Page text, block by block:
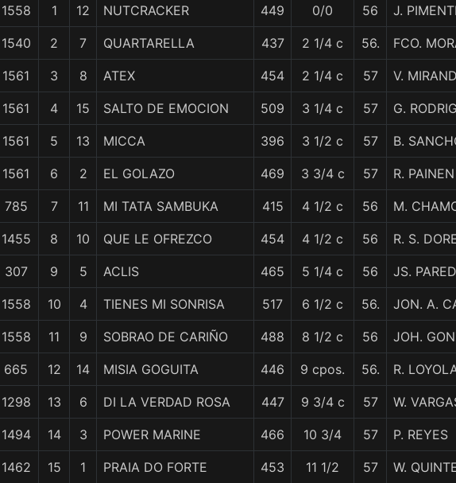
1558 1 12 NUTCRACKER 449 0/0 56 J.
1540 2 7 QUARTARELLA 437 2 1/4 c 56. FCO.
1561 3 8 ATEX 454 2 1/4 c 57 V.
1561 4 15 SALTO DE EMOCION 509 3 1/4 c 57 G.
1561 5 13 MICCA 396 3 1/2 c 57 B.
1561 6 2 EL GOLAZO 469 3 3/4 c 57 R. PAINEN
785 7 11 MI TATA SAMBUKA 415 4 1/2 c 56 M.
1455 8 10 QUE LE OFREZCO 454 4 1/2 c 56 R. S.
307 9 5 ACLIS 465 5 1/4 c 56 JS.
1558 10 4 TIENES MI SONRISA 517 6 1/2 c 56. JON. A.
1558 11 9 SOBRAO DE CARIÑO 488 8 1/2 c 56 JOH.
665 12 14 MISIA GOGUITA 446 9 cpos. 56. R.
1298 13 6 DI LA VERDAD ROSA 447 9 3/4 c 57 W.
1494 14 3 POWER MARINE 466 10 3/4 57 P. REYES
1462 15 1 PRAIA DO FORTE 453 11 1/2 57 W.